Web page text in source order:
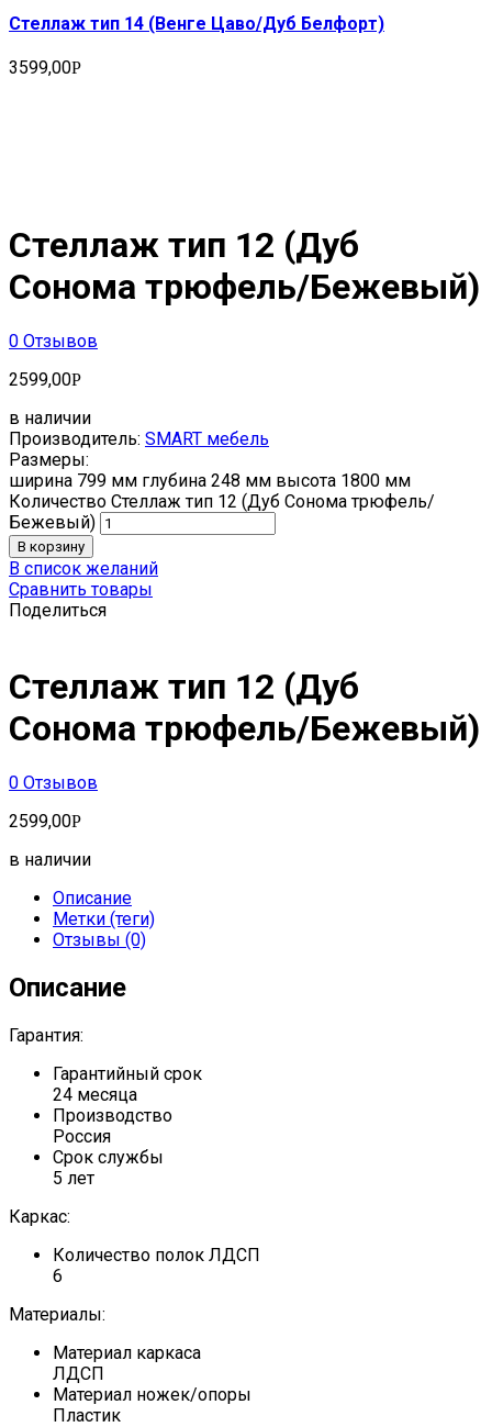
Стеллаж тип 14 (Венге Цаво/Дуб Белфорт)
3599,00Р
Стеллаж тип 12 (Дуб
Сонома трюфель/Бежевый)
0 Отзывов
2599,00Р
в наличии
Производитель: SMART мебель
Размеры:
ширина 799 мм глубина 248 мм высота 1800 мм
Количество Стеллаж тип 12 (Дуб Сонома трюфель/
Бежевый)
В корзину
В список желаний
Сравнить товары
Поделиться
Стеллаж тип 12 (Дуб
Сонома трюфель/Бежевый)
0 Отзывов
2599,00Р
в наличии
Описание
Метки (теги)
Отзывы (0)
Описание
Гарантия:
Гарантийный срок
24 месяца
Производство
Россия
Срок службы
5 лет
Каркас:
Количество полок ЛДСП
6
Материалы:
Материал каркаса
ЛДСП
Материал ножек/опоры
Пластик